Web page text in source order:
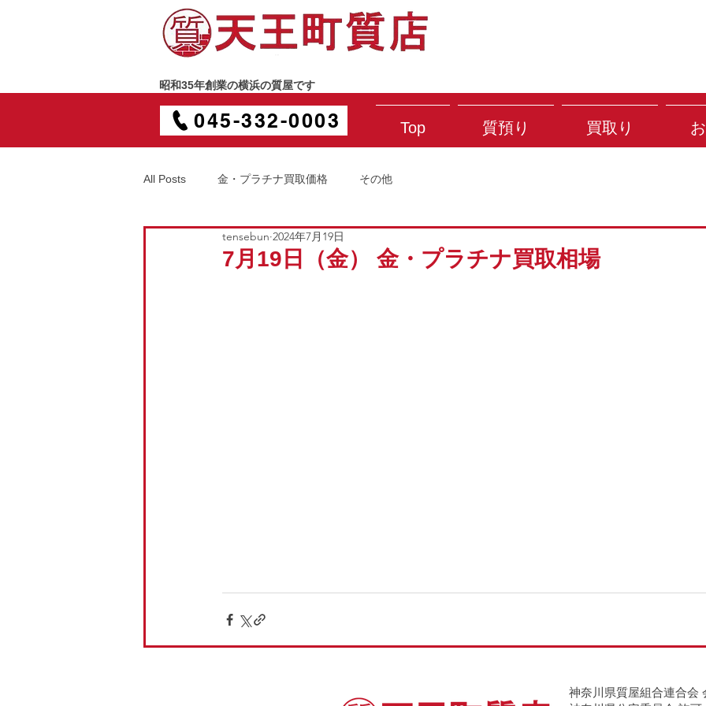
昭和35年創業の横浜の質屋です
045-332-0003 Top 質預り 買取り
All Posts 金・プラチナ買取価格 その他
7月19日（金） 金・プラチナ買取相場
tensebun 2024年7月19日
神奈川県質屋組合連合会